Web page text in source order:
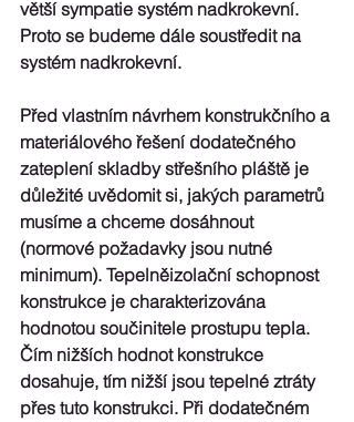
větší sympatie systém nadkrokevní.
Proto se budeme dále soustředit na
systém nadkrokevní.
Před vlastním návrhem konstrukčního a
materiálového řešení dodatečného
zateplení skladby střešního pláště je
důležité uvědomit si, jakých parametrů
musíme a chceme dosáhnout
(normové požadavky jsou nutné
minimum). Tepelněizolační schopnost
konstrukce je charakterizována
hodnotou součinitele prostupu tepla.
Čím nižších hodnot konstrukce
dosahuje, tím nižší jsou tepelné ztráty
přes tuto konstrukci. Při dodatečném